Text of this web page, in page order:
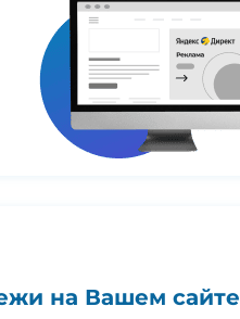
на Вашем сайте